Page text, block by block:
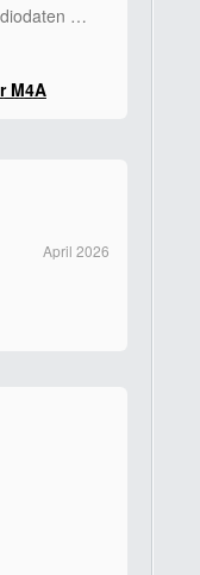
…
M4A
April 2026